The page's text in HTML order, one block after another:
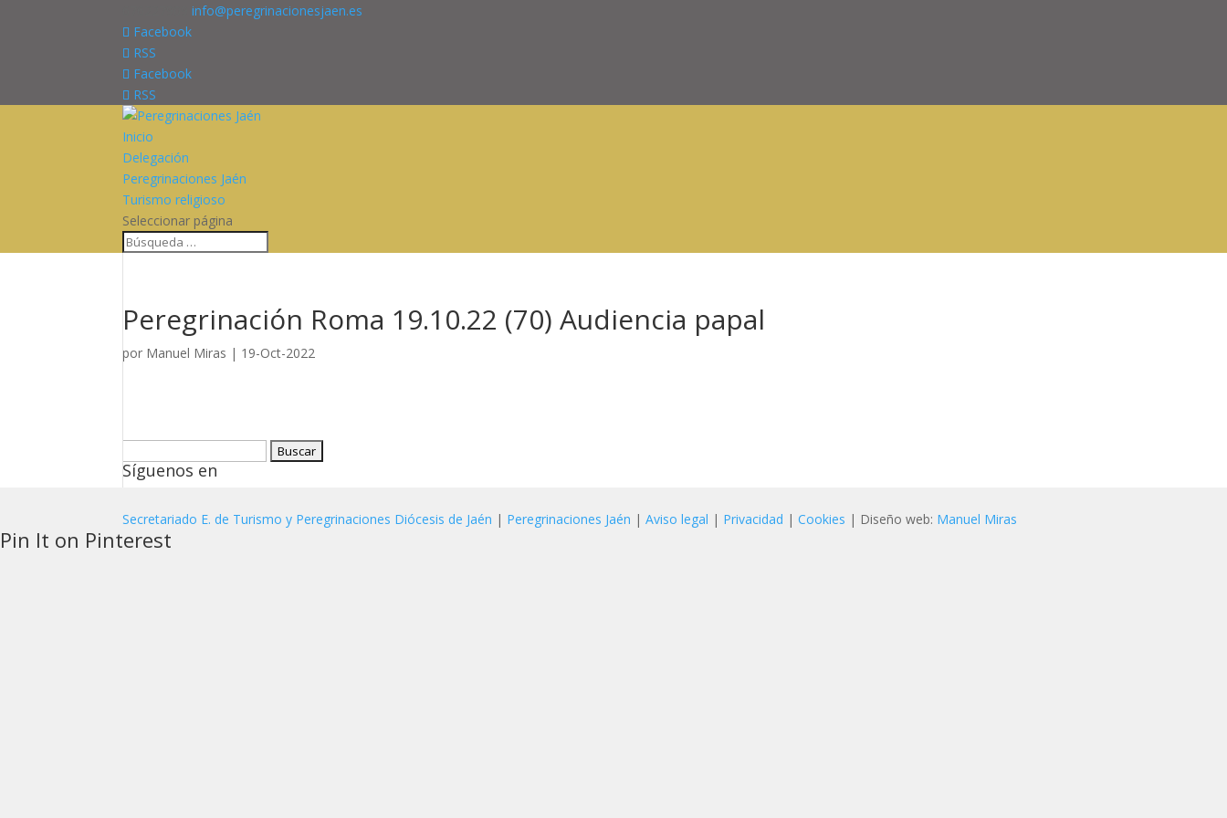
info@peregrinacionesjaen.es
Facebook
RSS
Facebook
RSS
Inicio
Delegación
Peregrinaciones Jaén
Turismo religioso
Seleccionar página
Peregrinación Roma 19.10.22 (70) Audiencia papal
por Manuel Miras | 19-Oct-2022
Síguenos en
Secretariado E. de Turismo y Peregrinaciones Diócesis de Jaén | Peregrinaciones Jaén |Aviso legal | Privacidad |Cookies | Diseño web: Manuel Miras
Pin It on Pinterest